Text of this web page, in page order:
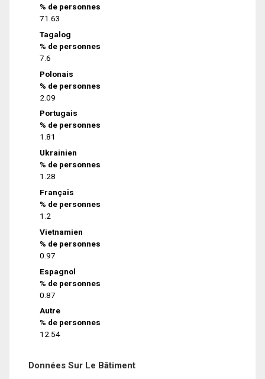
% de personnes
71.63
Tagalog
% de personnes
7.6
Polonais
% de personnes
2.09
Portugais
% de personnes
1.81
Ukrainien
% de personnes
1.28
Français
% de personnes
1.2
Vietnamien
% de personnes
0.97
Espagnol
% de personnes
0.87
Autre
% de personnes
12.54
Données Sur Le Bâtiment